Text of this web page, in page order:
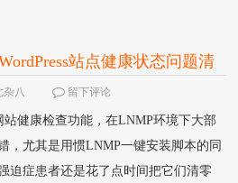
站点健康状态问题清
杂八 留下评论
站健康检查功能，在LNMP环境下大部
，尤其是用惯LNMP一键安装脚本的同
迫症患者还是花了点时间把它们清零